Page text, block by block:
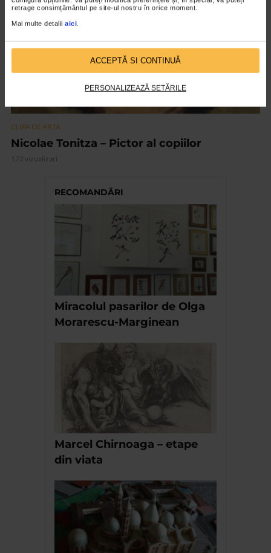
retrage consimțământul pe site-ul nostru în orice moment.
Mai multe detalii aici.
ACCEPTĂ SI CONTINUĂ
PERSONALIZEAZĂ SETĂRILE
CLIPA DE ARTA
Nicolae Tonitza – Pictor al copiilor
172 vizualizari
RECOMANDĂRI
Miracolul pasarilor de Olga
Morarescu-Marginean
Marcel Chirnoaga – etape
din viata